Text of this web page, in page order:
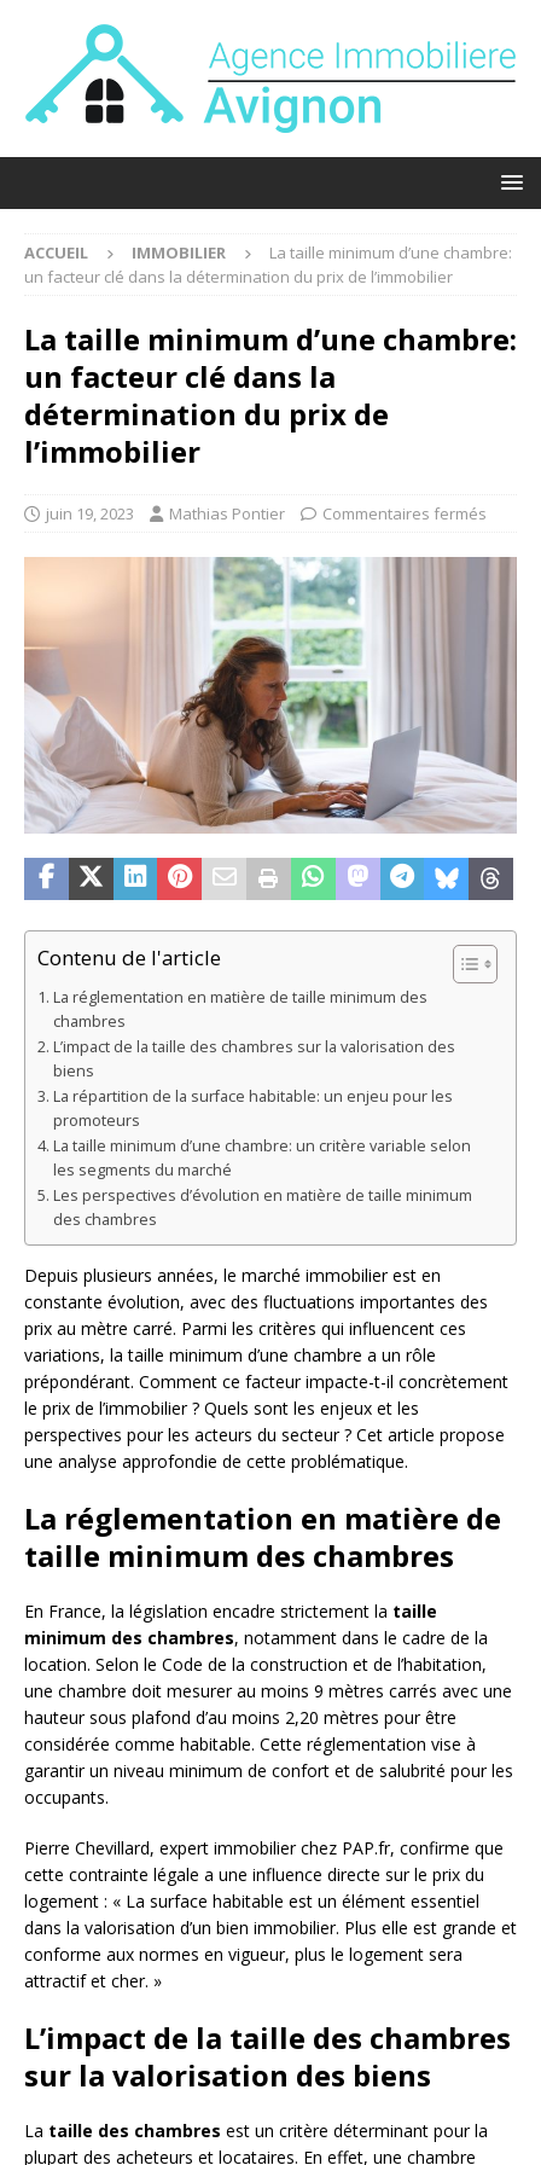
ACCUEIL IMMOBILIER
La taille minimum d’une chambre:
un facteur clé dans la détermination du prix de l’immobilier
La taille minimum d’une chambre:
un facteur clé dans la
détermination du prix de
l’immobilier
juin 19, 2023 Mathias Pontier Commentaires fermés
Contenu de l'article
La réglementation en matière de taille minimum des
chambres
L’impact de la taille des chambres sur la valorisation des
biens
La répartition de la surface habitable: un enjeu pour les
promoteurs
La taille minimum d’une chambre: un critère variable selon
les segments du marché
Les perspectives d’évolution en matière de taille minimum
des chambres
Depuis plusieurs années, le marché immobilier est en
constante évolution, avec des fluctuations importantes des
prix au mètre carré. Parmi les critères qui influencent ces
variations, la taille minimum d’une chambre a un rôle
prépondérant. Comment ce facteur impacte-t-il concrètement
le prix de l’immobilier ? Quels sont les enjeux et les
perspectives pour les acteurs du secteur ? Cet article propose
une analyse approfondie de cette problématique.
La réglementation en matière de
taille minimum des chambres
En France, la législation encadre strictement la taille
minimum des chambres, notamment dans le cadre de la
location. Selon le Code de la construction et de l’habitation,
une chambre doit mesurer au moins 9 mètres carrés avec une
hauteur sous plafond d’au moins 2,20 mètres pour être
considérée comme habitable. Cette réglementation vise à
garantir un niveau minimum de confort et de salubrité pour les
occupants.
Pierre Chevillard, expert immobilier chez PAP.fr, confirme que
cette contrainte légale a une influence directe sur le prix du
logement : « La surface habitable est un élément essentiel
dans la valorisation d’un bien immobilier. Plus elle est grande et
conforme aux normes en vigueur, plus le logement sera
attractif et cher. »
L’impact de la taille des chambres
sur la valorisation des biens
La taille des chambres est un critère déterminant pour la
plupart des acheteurs et locataires. En effet, une chambre